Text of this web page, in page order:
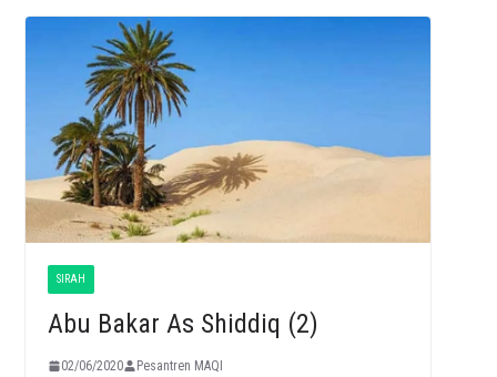
SIRAH
Abu Bakar As Shiddiq (2)
02/06/2020 Pesantren MAQI